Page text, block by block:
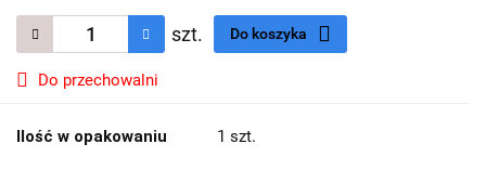
szt. Do koszyka
Do przechowalni
Ilość w opakowaniu 1 szt.